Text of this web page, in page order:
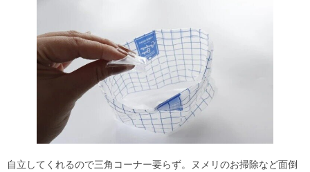
自立してくれるので三角コーナー要らず。ヌメリのお掃除など面倒